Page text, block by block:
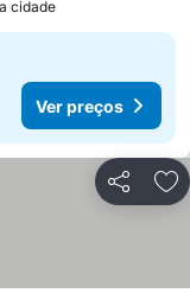
cidade
Ver preços
Partilhar